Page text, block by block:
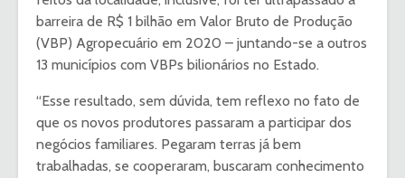
barreira de R$ 1 bilhão em Valor Bruto de Produção
(VBP) Agropecuário em 2020 – juntando-se a outros
13 municípios com VBPs bilionários no Estado.
“Esse resultado, sem dúvida, tem reflexo no fato de
que os novos produtores passaram a participar dos
negócios familiares. Pegaram terras já bem
trabalhadas, se cooperaram, buscaram conhecimento